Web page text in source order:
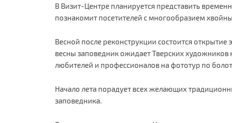
В Визит-Центре планируется представить
познакомит посетителей с многообразием
Весной после реконструкции состоится открытие
весны заповедник ожидает Тверских
любителей и профессионалов на фототур по
Начало лета порадует всех желающих
заповедника.